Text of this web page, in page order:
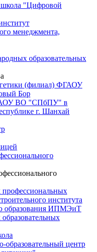
школа "Цифровой
менеджмента,
образовательных
(филиал) ФГАОУ
Бор
ВО "СПбПУ" в
г. Шанхай
института
образования ИПМЭиТ
центр